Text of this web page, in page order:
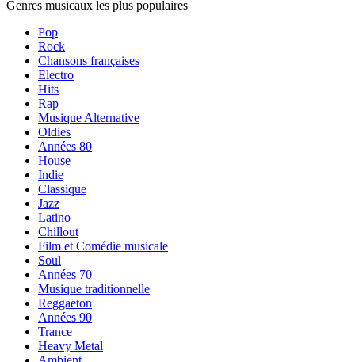
Genres musicaux les plus populaires
Pop
Rock
Chansons françaises
Electro
Hits
Rap
Musique Alternative
Oldies
Années 80
House
Indie
Classique
Jazz
Latino
Chillout
Film et Comédie musicale
Soul
Années 70
Musique traditionnelle
Reggaeton
Années 90
Trance
Heavy Metal